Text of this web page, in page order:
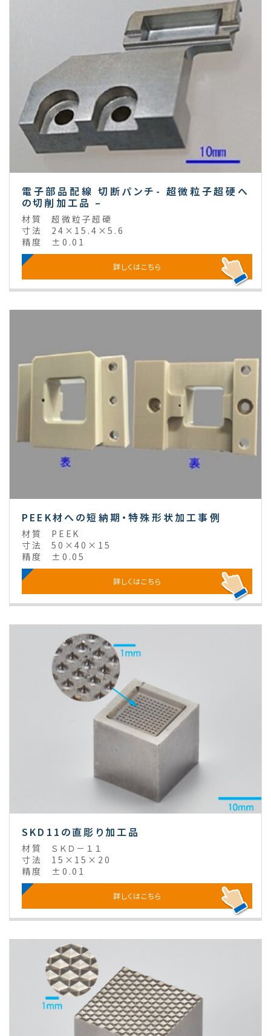
電子部品配線 切断パンチ- 超微粒子超硬へ
の切削加工品 –
材質
超微粒子超硬
寸法
24×15.4×5.6
精度
±0.01
詳しくはこちら
PEEK材への短納期・特殊形状加工事例
材質
PEEK
寸法
50×40×15
精度
±0.05
詳しくはこちら
SKD11の直彫り加工品
材質
ＳＫＤ－１１
寸法
15×15×20
精度
±0.01
詳しくはこちら